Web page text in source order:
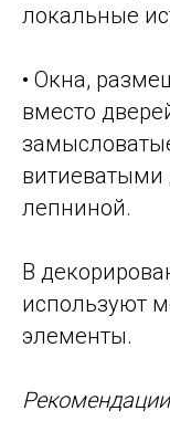
локальные
• Окна,
вместо
лепниной.
В
используют
элементы.